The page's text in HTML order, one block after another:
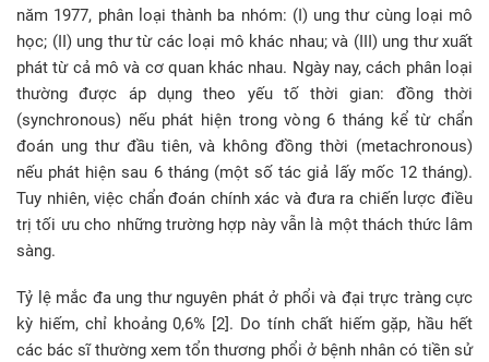
năm 1977, phân loại thành ba nhóm: (I) ung thư cùng loại mô
học; (II) ung thư từ các loại mô khác nhau; và (III) ung thư xuất
phát từ cả mô và cơ quan khác nhau. Ngày nay, cách phân loại
thường được áp dụng theo yếu tố thời gian: đồng thời
(synchronous) nếu phát hiện trong vòng 6 tháng kể từ chẩn
đoán ung thư đầu tiên, và không đồng thời (metachronous)
nếu phát hiện sau 6 tháng (một số tác giả lấy mốc 12 tháng).
Tuy nhiên, việc chẩn đoán chính xác và đưa ra chiến lược điều
trị tối ưu cho những trường hợp này vẫn là một thách thức lâm
sàng.
Tỷ lệ mắc đa ung thư nguyên phát ở phổi và đại trực tràng cực
kỳ hiếm, chỉ khoảng 0,6% [2]. Do tính chất hiếm gặp, hầu hết
các bác sĩ thường xem tổn thương phổi ở bệnh nhân có tiền sử